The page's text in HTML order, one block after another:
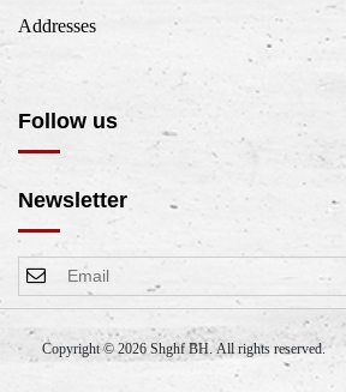
Addresses
Follow us
Newsletter
Copyright © 2026 Shghf BH. All rights reserved.